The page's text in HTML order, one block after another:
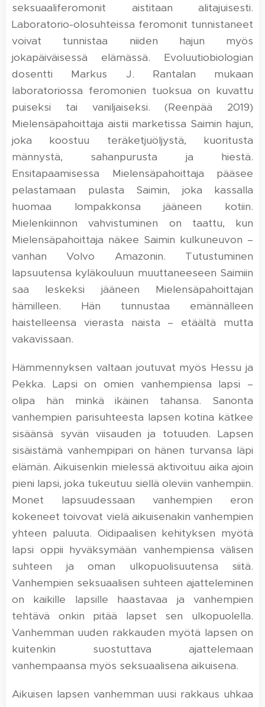
seksuaaliferomonit aistitaan alitajuisesti.
Laboratorio-olosuhteissa feromonit tunnistaneet
voivat tunnistaa niiden hajun myös
jokapäiväisessä elämässä. Evoluutiobiologian
dosentti Markus J. Rantalan mukaan
laboratoriossa feromonien tuoksua on kuvattu
puiseksi tai vaniljaiseksi. (Reenpää 2019)
Mielensäpahoittaja aistii marketissa Saimin hajun,
joka koostuu teräketjuöljystä, kuoritusta
männystä, sahanpurusta ja hiestä.
Ensitapaamisessa Mielensäpahoittaja pääsee
pelastamaan pulasta Saimin, joka kassalla
huomaa lompakkonsa jääneen kotiin.
Mielenkiinnon vahvistuminen on taattu, kun
Mielensäpahoittaja näkee Saimin kulkuneuvon –
vanhan Volvo Amazonin. Tutustuminen
lapsuutensa kyläkouluun muuttaneeseen Saimiin
saa leskeksi jääneen Mielensäpahoittajan
hämilleen. Hän tunnustaa emännälleen
haistelleensa vierasta naista – etäältä mutta
vakavissaan.
Hämmennyksen valtaan joutuvat myös Hessu ja
Pekka. Lapsi on omien vanhempiensa lapsi –
olipa hän minkä ikäinen tahansa. Sanonta
vanhempien parisuhteesta lapsen kotina kätkee
sisäänsä syvän viisauden ja totuuden. Lapsen
sisäistämä vanhempipari on hänen turvansa läpi
elämän. Aikuisenkin mielessä aktivoituu aika ajoin
pieni lapsi, joka tukeutuu siellä oleviin vanhempiin.
Monet lapsuudessaan vanhempien eron
kokeneet toivovat vielä aikuisenakin vanhempien
yhteen paluuta. Oidipaalisen kehityksen myötä
lapsi oppii hyväksymään vanhempiensa välisen
suhteen ja oman ulkopuolisuutensa siitä.
Vanhempien seksuaalisen suhteen ajatteleminen
on kaikille lapsille haastavaa ja vanhempien
tehtävä onkin pitää lapset sen ulkopuolella.
Vanhemman uuden rakkauden myötä lapsen on
kuitenkin suostuttava ajattelemaan
vanhempaansa myös seksuaalisena aikuisena.
Aikuisen lapsen vanhemman uusi rakkaus uhkaa